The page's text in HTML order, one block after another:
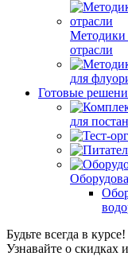
Методики
отрасли
для
Готовые
для
Будьте всегда в курсе!
Узнавайте о скидках